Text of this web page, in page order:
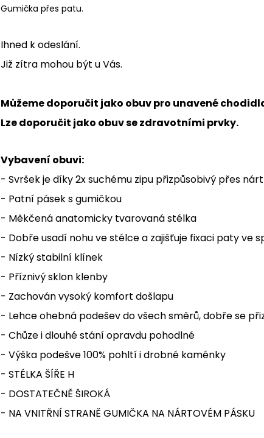
Gumička přes patu.
Ihned k odeslání.
Již zítra mohou být u Vás.
Můžeme doporučit jako obuv pro unavené
Lze doporučit jako obuv se zdravotními prvky.
Vybavení obuvi:
- Svršek je díky 2x suchému zipu přizpůsobivý přes nárt
- Patní pásek s gumičkou
- Měkčená anatomicky tvarovaná stélka
- Dobře usadí nohu ve stélce a zajišťuje fixaci paty ve
- Nízký stabilní klínek
- Příznivý sklon klenby
- Zachován vysoký komfort došlapu
- Lehce ohebná podešev do všech směrů, dobře se
- Chůze i dlouhé stání opravdu pohodlné
- Výška podešve 100% pohltí i drobné kaménky
- STÉLKA ŠÍŘE H
- DOSTATEČNĚ ŠIROKÁ
- NA VNITŘNÍ STRANĚ GUMIČKA NA NÁRTOVÉM PÁSKU